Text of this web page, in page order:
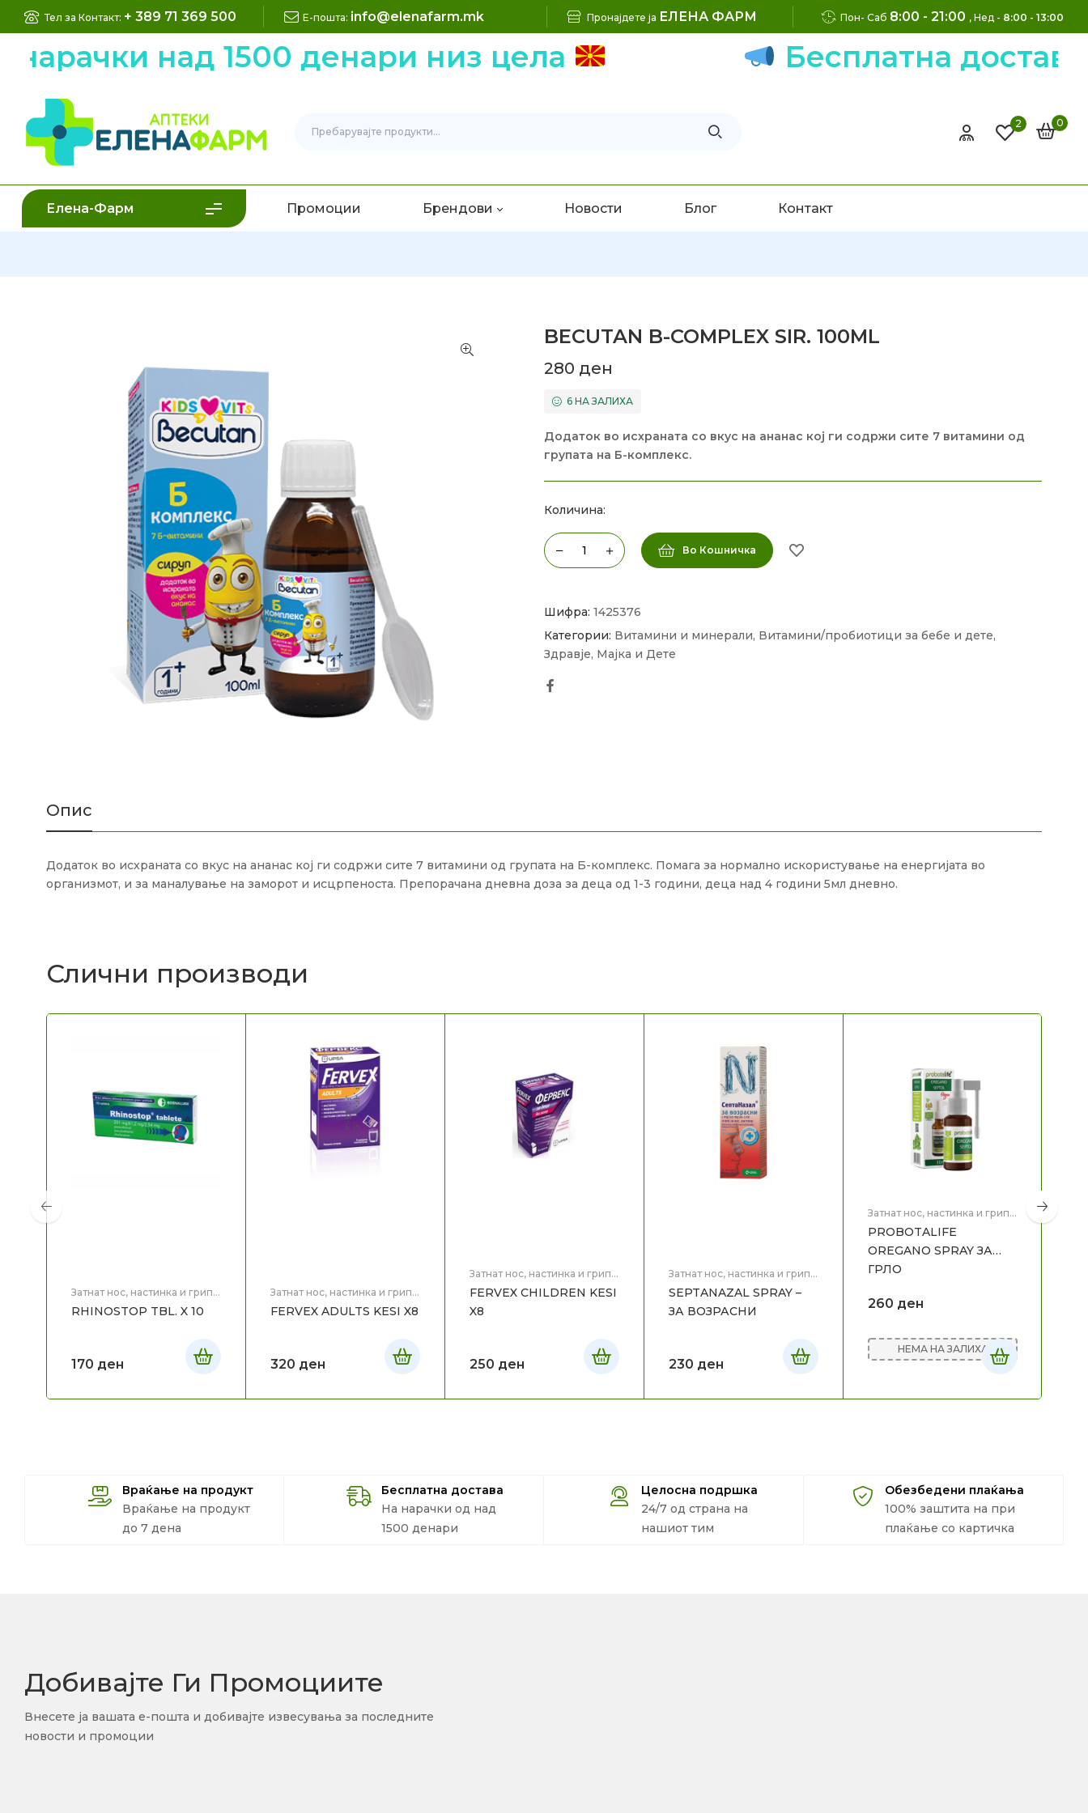
Тел за Контакт: + 389 71 369 500 Е-пошта: info@elenafarm.mk Пронајдете ја ЕЛЕНА ФАРМ Пон- Саб 8:00 - 21:00 , Нед - 8:00 - 13:00
над 1500 денари низ цела Бесплатна достава
2 0
Елена-Фарм Промоции Брендови Новости Блог Контакт
BECUTAN B-COMPLEX SIR. 100ML
280 ден
6 НА ЗАЛИХА
Додаток во исхраната со вкус на ананас кој ги содржи сите 7 витамини од
групата на Б-комплекс.
Количина:
Во Кошничка
Шифра: 1425376
Категории: Витамини и минерали, Витамини/пробиотици за бебе и дете,
Здравје, Мајка и Дете
Опис
Додаток во исхраната со вкус на ананас кој ги содржи сите 7 витамини од групата на Б-комплекс. Помага за нормално искористување на енергијата во
организмот, и за маналување на заморот и исцрпеноста. Препорачана дневна доза за деца од 1-3 години, деца над 4 години 5мл дневно.
Слични производи
Затнат нос, настинка и грип,
RHINOSTOP TBL. X 10
170 ден
Затнат нос, настинка и грип,
FERVEX ADULTS KESI X8
320 ден
Затнат нос, настинка и грип,
FERVEX CHILDREN KESI
X8
250 ден
Затнат нос, настинка и грип,
SEPTANAZAL SPRAY –
ЗА ВОЗРАСНИ
230 ден
Затнат нос, настинка и грип,
PROBOTALIFE
OREGANO SPRAY ЗА
ГРЛО
260 ден
НЕМА НА ЗАЛИХА
Враќање на продукт
Враќање на продукт
до 7 дена
Бесплатна достава
На нарачки од над
1500 денари
Целосна подршка
24/7 од страна на
нашиот тим
Обезбедени плаќања
100% заштита на при
плаќање со картичка
Добивајте Ги Промоциите
Внесете ја вашата е-пошта и добивајте извесувања за последните
новости и промоции